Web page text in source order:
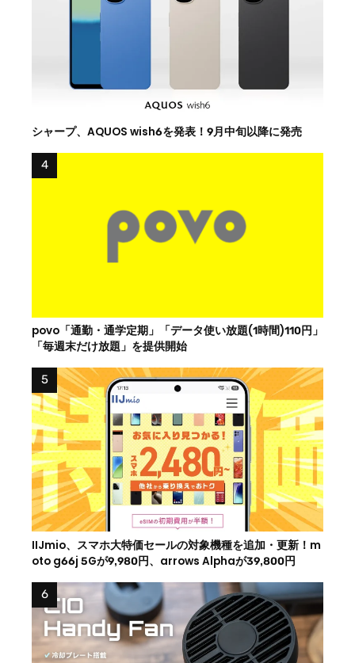
シャープ、AQUOS wish6を発表！9月中旬以降に発売
povo「通勤・通学定期」「データ使い放題(1時間)110円」
「毎週末だけ放題」を提供開始
IIJmio、スマホ大特価セールの対象機種を追加・更新！m
oto g66j 5Gが9,980円、arrows Alphaが39,800円